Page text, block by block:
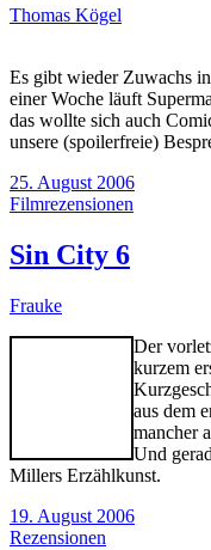
Thomas Kögel
Es gibt wieder Zuwachs
einer Woche läuft
das wollte sich auch
unsere (spoilerfreie)
25. August 2006
Filmrezensionen
Sin City 6
Frauke
Der
kurzem
aus dem
mancher
Und
Millers Erzählkunst.
19. August 2006
Rezensionen